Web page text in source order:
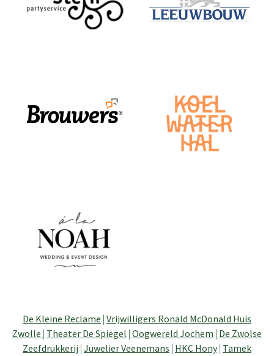
De Kleine Reclame | Vrijwilligers Ronald McDonald Huis
Zwolle | Theater De Spiegel | Oogwereld Jochem | De Zwolse
Zeefdrukkerij | Juwelier Veenemans | HKC Hony| Tamek